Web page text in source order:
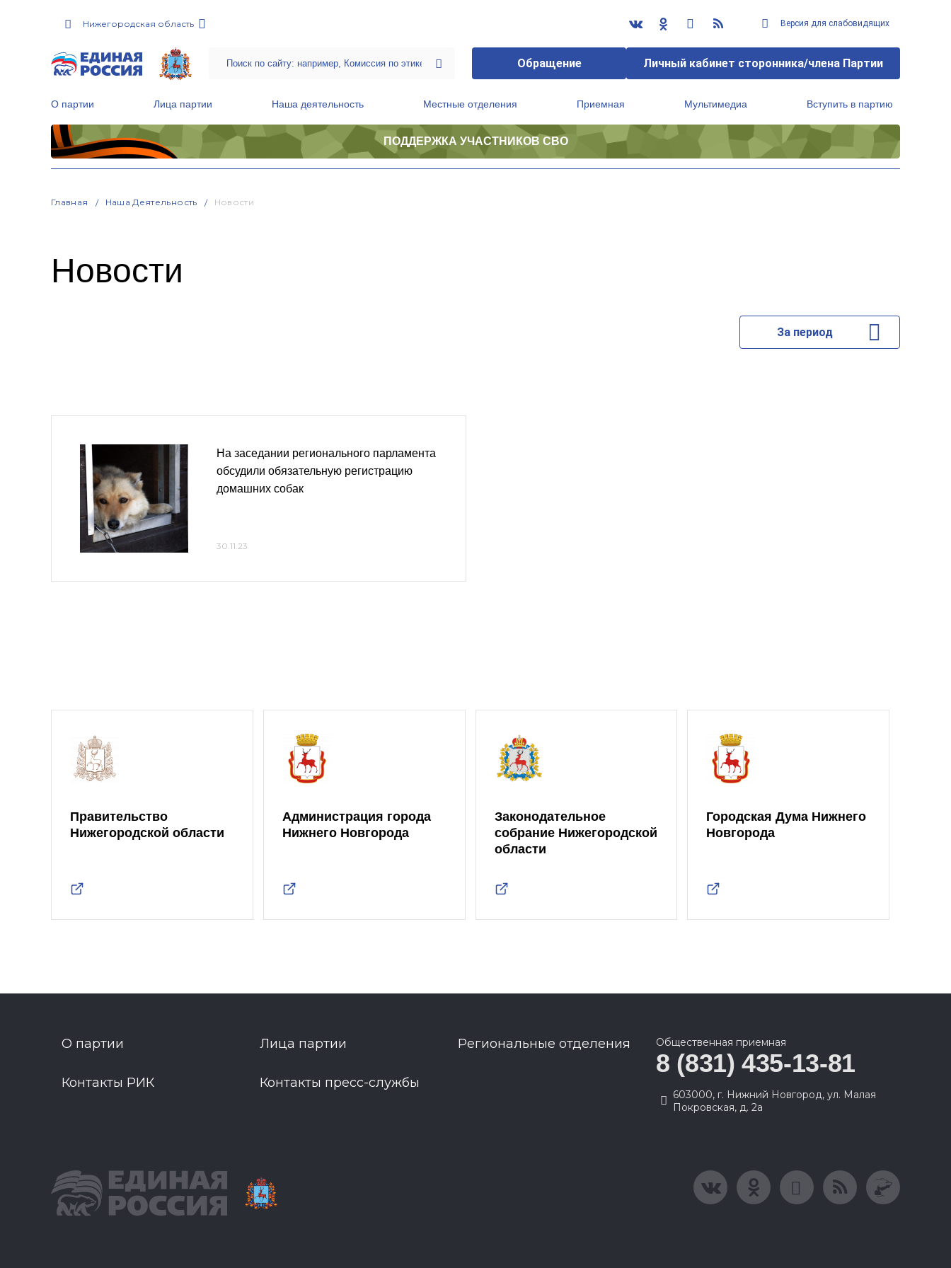
Нижегородская область Версия для слабовидящих
Обращение Личный кабинет сторонника/члена Партии
О партии Лица партии Наша деятельность Местные отделения Приемная Мультимедиа Вступить в партию
ПОДДЕРЖКА УЧАСТНИКОВ СВО
Главная Наша Деятельность Новости
Новости
За период
На заседании регионального парламента
обсудили обязательную регистрацию
домашних собак
30.11.23
Правительство
Нижегородской области
Администрация города
Нижнего Новгорода
Законодательное
собрание Нижегородской
области
Городская Дума Нижнего
Новгорода
О партии Лица партии Региональные отделения
Контакты РИК Контакты пресс-службы
Общественная приемная
8 (831) 435-13-81
603000, г. Нижний Новгород, ул. Малая
Покровская, д. 2а